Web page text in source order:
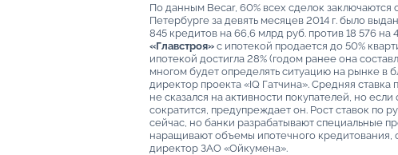
По данным Becar, 60% всех сделок
Петербурге за девять месяцев 2014 г. было
845 кредитов на 66,6 млрд руб. против 18 576 на
«Главстроя»с ипотекой продается до 50%
ипотекой достигла 28% (годом ранее она
многом будет определять ситуацию на рынке в
директор проекта «IQ Гатчина». Средняя ставка
не сказался на активности покупателей, но
сократится, предупреждает он. Рост ставок по
сейчас, но банки разрабатывают специальные
наращивают объемы ипотечного
директор ЗАО «Ойкумена».